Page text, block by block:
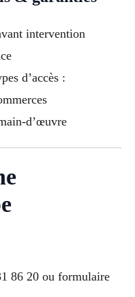
intervention
d’accès :
d’œuvre
86 20 ou formulaire